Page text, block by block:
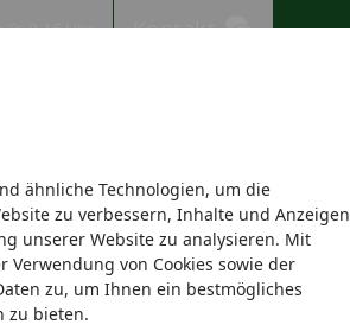
ähnliche Technologien, um die
zu verbessern, Inhalte und Anzeigen
unserer Website zu analysieren. Mit
von Cookies sowie der
zu, um Ihnen ein bestmögliches
zu bieten.
Fr. 8-16 Uhr Kontakt
Zaunsets Gabionen Einstabmatten
für Schmuckzäune